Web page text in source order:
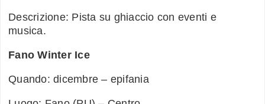
Descrizione: Pista su ghiaccio con eventi e
musica.
Fano Winter Ice
Quando: dicembre – epifania